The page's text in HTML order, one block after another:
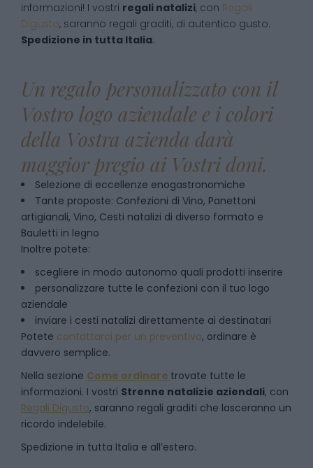
informazioni! I vostri regali natalizi, con Regali
Digusto, saranno regali graditi, di autentico gusto.
Spedizione in tutta Italia.
Un regalo personalizzato con il
Vostro logo aziendale e i colori
della Vostra azienda darà
maggior pregio ai Vostri doni.
Selezione di eccellenze enogastronomiche
Tante proposte: Confezioni di Vino, Panettoni
artigianali, Vino, Cesti natalizi di diverso formato e
Bauletti in legno
Inoltre potete:
scegliere in modo autonomo quali prodotti inserire
personalizzare tutte le confezioni con il tuo logo
aziendale
inviare i cesti natalizi direttamente ai destinatari
Potete contattarci per un preventivo, ordinare è
davvero semplice.
Nella sezione Come ordinare trovate tutte le
informazioni. I vostri Strenne natalizie aziendali, con
Regali Digusto, saranno regali graditi che lasceranno un
ricordo indelebile.
Spedizione in tutta Italia e all’estero.